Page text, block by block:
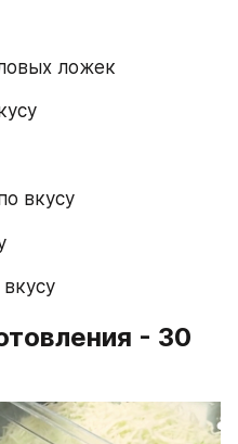
ложек
вкусу
- 30